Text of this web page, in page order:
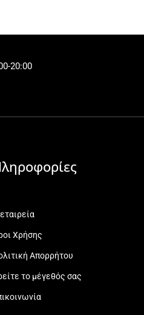
20:00
Χρήσης
Απορρήτου
το μέγεθός σας